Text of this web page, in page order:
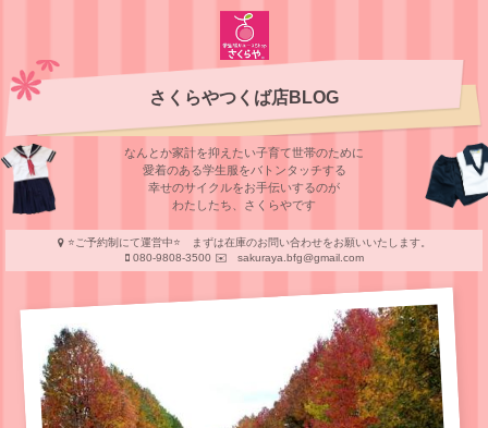
さくらやつくば店BLOG
なんとか家計を抑えたい子育て世帯のために
愛着のある学⽣服をバトンタッチする
幸せのサイクルをお⼿伝いするのが
わたしたち、さくらやです
⭐️ご予約制にて運営中⭐️ まずは在庫のお問い合わせをお願いいたします。
080-9808-3500 ✉️ sakuraya.bfg@gmail.com